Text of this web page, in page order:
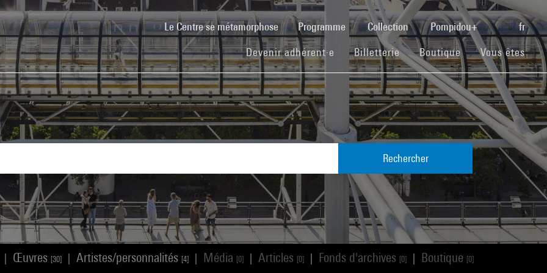
Le Centre se métamorphose(current)Programme Collection Pompidou+ fr
Devenir adhérent·e (current)
Billetterie(current)Boutique(current)Vous êtes
Rechercher
Œuvres [30] Artistes/personnalités [4] Média [0] Articles [0] Fonds d'archives [0] Boutique [0]